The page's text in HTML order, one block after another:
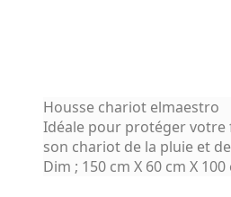
Housse chariot elmaestro
Idéale pour protéger votre
son chariot de la pluie et
Dim ; 150 cm X 60 cm X 100